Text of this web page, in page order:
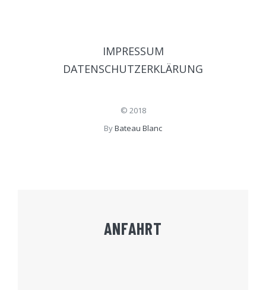
IMPRESSUM
DATENSCHUTZERKLÄRUNG
© 2018
ByBateau Blanc
ANFAHRT